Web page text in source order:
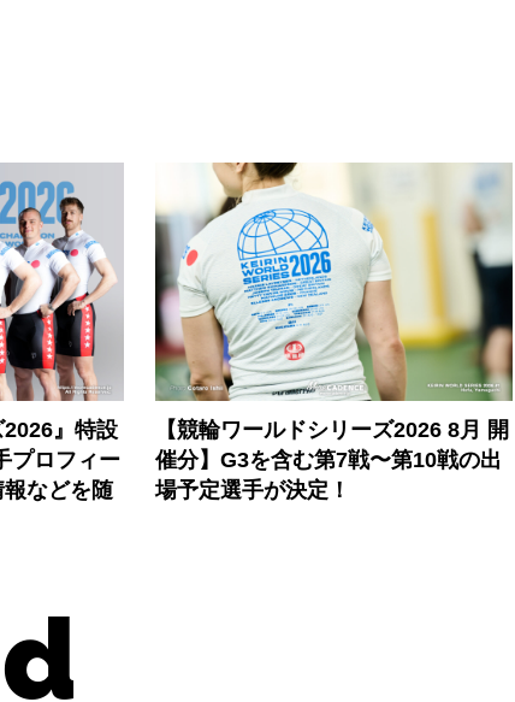
2026』特設
プロフィー
などを随
【競輪ワールドシリーズ2026 8月 開
催分】G3を含む第7戦〜第10戦の出
場予定選手が決定！